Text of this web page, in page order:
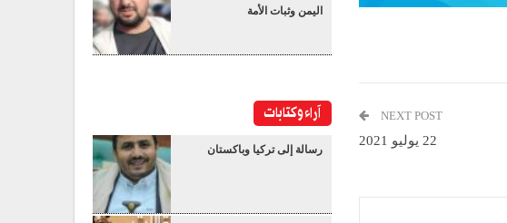
NEXT POST
22 يوليو 2021
اليمن وثبات الأمة
آراء وكتابات
رسالة إلى تركيا وباكستان